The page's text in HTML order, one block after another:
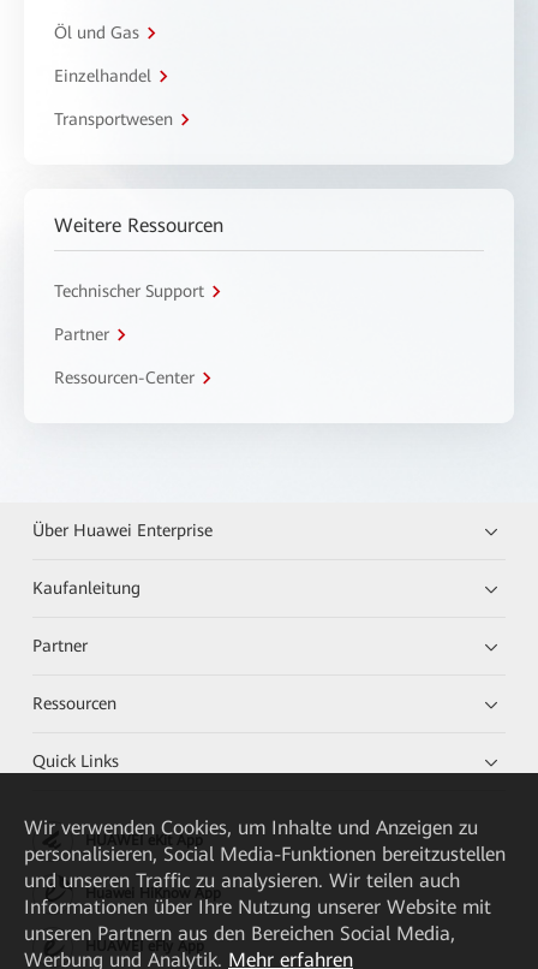
Öl und Gas
Einzelhandel
Transportwesen
Weitere Ressourcen
Technischer Support
Partner
Ressourcen-Center
Über Huawei Enterprise
Kaufanleitung
Partner
Ressourcen
Quick Links
HUAWEI eKit App
Huawei HiKnow App
HUAWEI eFly App
Wir verwenden Cookies, um Inhalte und Anzeigen zu
personalisieren, Social Media-Funktionen bereitzustellen
und unseren Traffic zu analysieren. Wir teilen auch
Informationen über Ihre Nutzung unserer Website mit
unseren Partnern aus den Bereichen Social Media,
Werbung und Analytik. Mehr erfahren